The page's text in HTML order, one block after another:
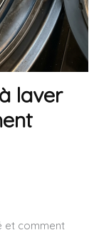
laver
et comment